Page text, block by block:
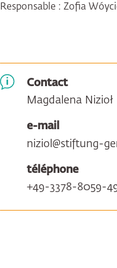
Responsable : Zofia
Contact
Magdalena Nizioł
e-mail
niziol@stiftung-
téléphone
+49-3378-8059-